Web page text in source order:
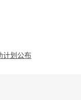
计划公布